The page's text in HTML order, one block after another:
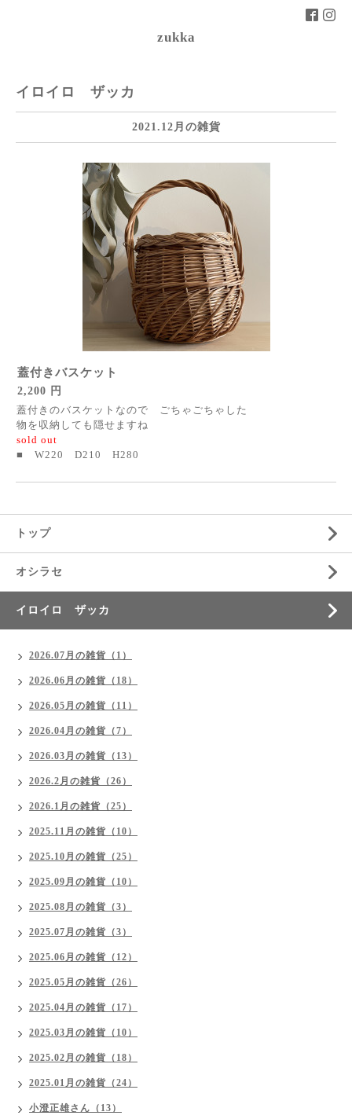
zukka
イロイロ ザッカ
2021.12月の雑貨
蓋付きバスケット
2,200 円
蓋付きのバスケットなので ごちゃごちゃした
物を収納しても隠せますね
sold out
■ W220 D210 H280
トップ
オシラセ
イロイロ ザッカ
2026.07月の雑貨（1）
2026.06月の雑貨（18）
2026.05月の雑貨（11）
2026.04月の雑貨（7）
2026.03月の雑貨（13）
2026.2月の雑貨（26）
2026.1月の雑貨（25）
2025.11月の雑貨（10）
2025.10月の雑貨（25）
2025.09月の雑貨（10）
2025.08月の雑貨（3）
2025.07月の雑貨（3）
2025.06月の雑貨（12）
2025.05月の雑貨（26）
2025.04月の雑貨（17）
2025.03月の雑貨（10）
2025.02月の雑貨（18）
2025.01月の雑貨（24）
小澄正雄さん（13）